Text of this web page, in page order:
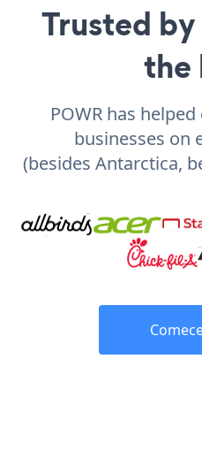
Trusted
the
POWR has
businesses on
(besides Antarctica,